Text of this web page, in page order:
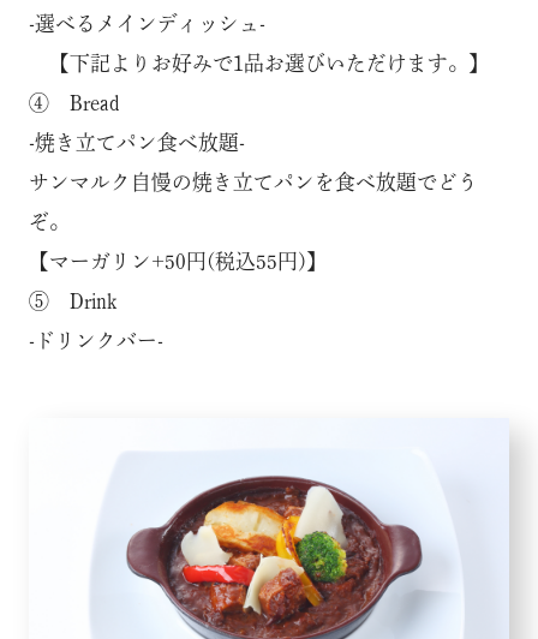
-選べるメインディッシュ-
【下記よりお好みで1品お選びいただけます。】
④ Bread
-焼き立てパン食べ放題-
サンマルク自慢の焼き立てパンを食べ放題でどう
ぞ。
【マーガリン+50円(税込55円)】
⑤ Drink
-ドリンクバー-